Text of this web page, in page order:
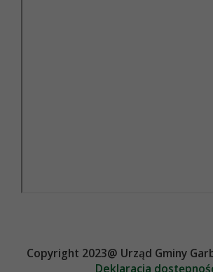
Copyright 2023@ Urząd Gminy
Deklaracja